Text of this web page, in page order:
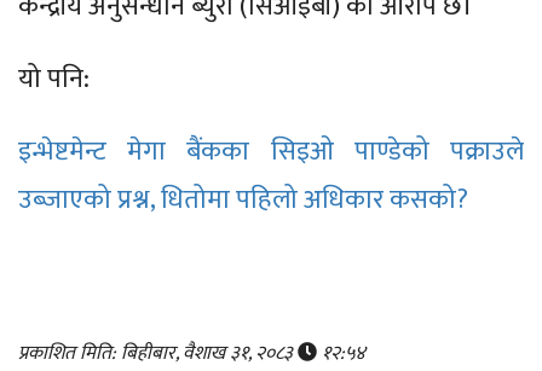
यो पनि:
इन्भेष्टमेन्ट मेगा बैंकका सिइओ पाण्डेको पक्राउले
उब्जाएको प्रश्न, धितोमा पहिलो अधिकार कसको?
प्रकाशित मिति: बिहीबार, वैशाख ३१, २०८३ १२:५४